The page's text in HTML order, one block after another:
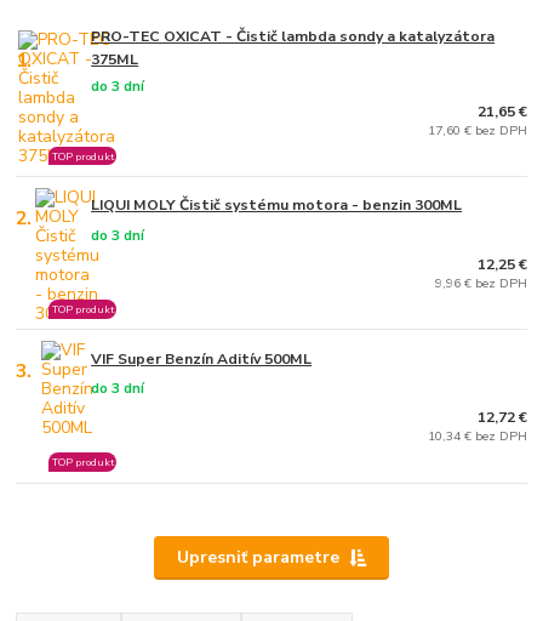
1.
PRO-TEC OXICAT - Čistič lambda sondy a katalyzátora
375ML
do 3 dní
TOP produkt
21,65 €
17,60 € bez DPH
2. LIQUI MOLY Čistič systému motora - benzin 300ML
do 3 dní
TOP produkt
12,25 €
9,96 € bez DPH
3. VIF Super Benzín Aditív 500ML
do 3 dní
TOP produkt
12,72 €
10,34 € bez DPH
Upresniť parametre